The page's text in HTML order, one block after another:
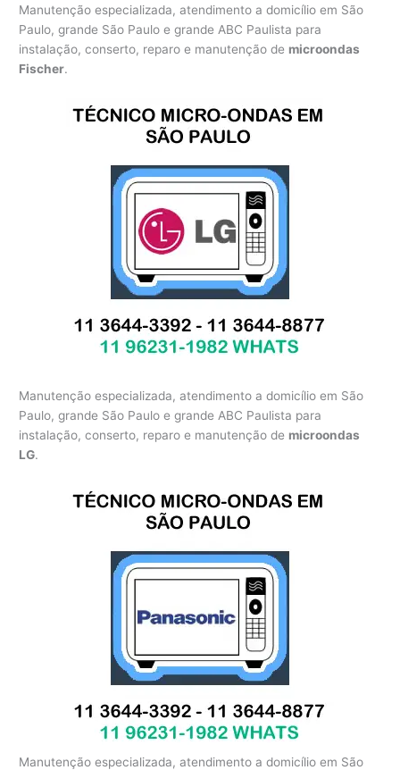
Manutenção especializada, atendimento a domicílio em São
Paulo, grande São Paulo e grande ABC Paulista para
instalação, conserto, reparo e manutenção de microondas
Fischer.
Manutenção especializada, atendimento a domicílio em São
Paulo, grande São Paulo e grande ABC Paulista para
instalação, conserto, reparo e manutenção de microondas
LG.
Manutenção especializada, atendimento a domicílio em São